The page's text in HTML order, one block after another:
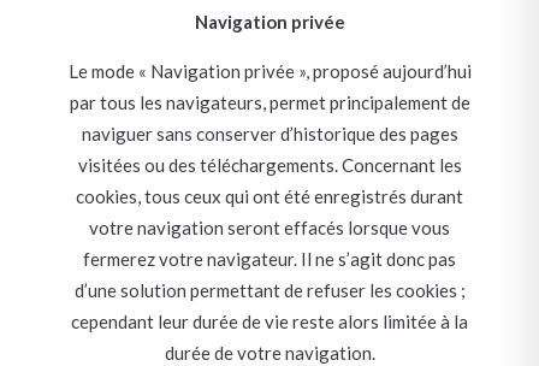
Navigation privée
Le mode « Navigation privée », proposé aujourd’hui
par tous les navigateurs, permet principalement de
naviguer sans conserver d’historique des pages
visitées ou des téléchargements. Concernant les
cookies, tous ceux qui ont été enregistrés durant
votre navigation seront effacés lorsque vous
fermerez votre navigateur. Il ne s’agit donc pas
d’une solution permettant de refuser les cookies ;
cependant leur durée de vie reste alors limitée à la
durée de votre navigation.